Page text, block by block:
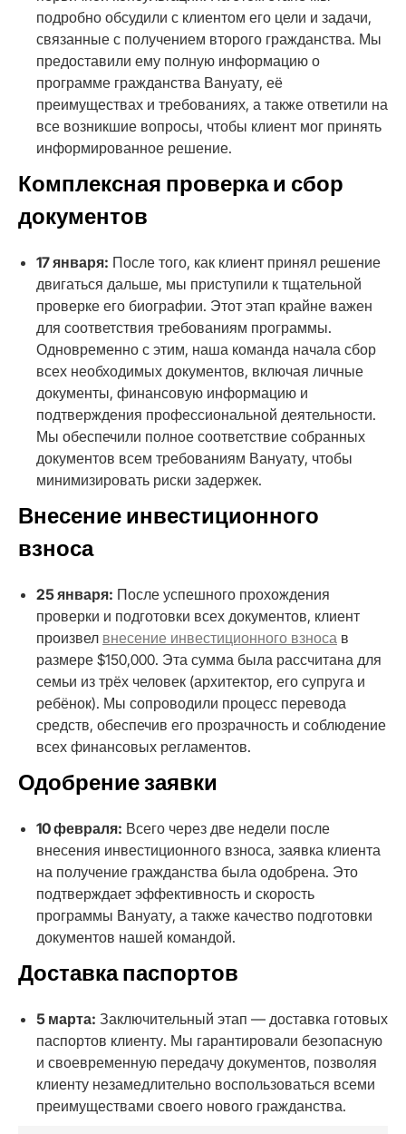
подробно обсудили с клиентом его цели и задачи,
связанные с получением второго гражданства. Мы
предоставили ему полную информацию о
программе гражданства Вануату, её
преимуществах и требованиях, а также ответили на
все возникшие вопросы, чтобы клиент мог принять
информированное решение.
Комплексная проверка и сбор
документов
17 января: После того, как клиент принял решение
двигаться дальше, мы приступили к тщательной
проверке его биографии. Этот этап крайне важен
для соответствия требованиям программы.
Одновременно с этим, наша команда начала сбор
всех необходимых документов, включая личные
документы, финансовую информацию и
подтверждения профессиональной деятельности.
Мы обеспечили полное соответствие собранных
документов всем требованиям Вануату, чтобы
минимизировать риски задержек.
Внесение инвестиционного
взноса
25 января: После успешного прохождения
проверки и подготовки всех документов, клиент
произвел внесение инвестиционного взноса в
размере $150,000. Эта сумма была рассчитана для
семьи из трёх человек (архитектор, его супруга и
ребёнок). Мы сопроводили процесс перевода
средств, обеспечив его прозрачность и соблюдение
всех финансовых регламентов.
Одобрение заявки
10 февраля: Всего через две недели после
внесения инвестиционного взноса, заявка клиента
на получение гражданства была одобрена. Это
подтверждает эффективность и скорость
программы Вануату, а также качество подготовки
документов нашей командой.
Доставка паспортов
5 марта: Заключительный этап — доставка готовых
паспортов клиенту. Мы гарантировали безопасную
и своевременную передачу документов, позволяя
клиенту незамедлительно воспользоваться всеми
преимуществами своего нового гражданства.